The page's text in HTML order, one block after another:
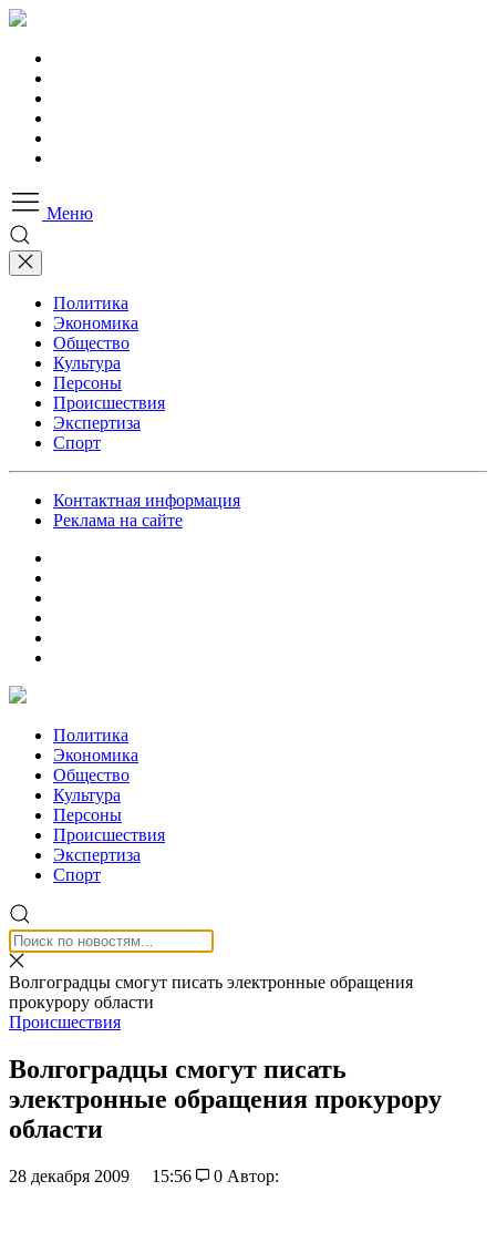
Меню
Политика
Экономика
Общество
Культура
Персоны
Происшествия
Экспертиза
Спорт
Контактная информация
Реклама на сайте
Политика
Экономика
Общество
Культура
Персоны
Происшествия
Экспертиза
Спорт
Волгоградцы смогут писать электронные обращения
прокурору области
Происшествия
Волгоградцы смогут писать
электронные обращения прокурору
области
28 декабря 2009 15:56 0 Автор: